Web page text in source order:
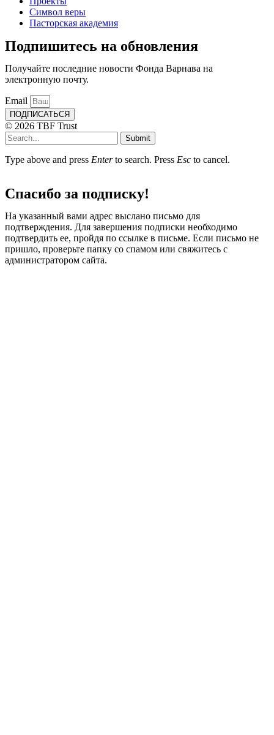
Символ веры
Пасторская академия
Подпишитесь на обновления
Получайте последние новости Фонда Варнава на
электронную почту.
Email
ПОДПИСАТЬСЯ
© 2026 TBF Trust
Submit
Type above and press Enterto search. Press Esc to cancel.
Спасибо за подписку!
На указанный вами адрес выслано письмо для
подтверждения. Для завершения подписки необходимо
подтвердить ее, пройдя по ссылке в письме. Если письмо не
пришло, проверьте папку со спамом или свяжитесь с
администратором сайта.